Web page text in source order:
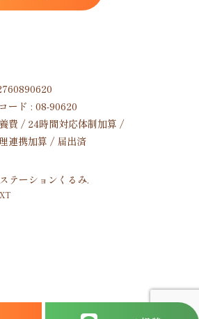
ード : 08-90620
費 / 24時間対応体制加算 /
連携加算 / 届出済
テーションくるみ.